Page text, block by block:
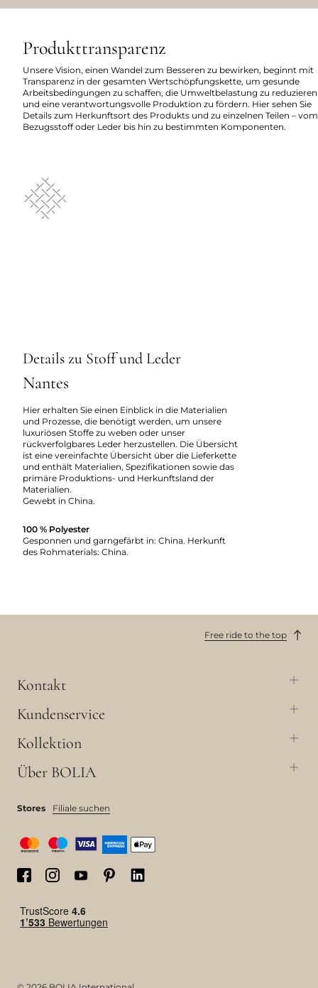
Produkttransparenz
Unsere Vision, einen Wandel zum Besseren zu bewirken, beginnt mit
Transparenz in der gesamten Wertschöpfungskette, um gesunde
Arbeitsbedingungen zu schaffen, die Umweltbelastung zu reduzieren
und eine verantwortungsvolle Produktion zu fördern. Hier sehen Sie
Details zum Herkunftsort des Produkts und zu einzelnen Teilen – vom
Bezugsstoff oder Leder bis hin zu bestimmten Komponenten.
Details zu Stoff und Leder
Nantes
Hier erhalten Sie einen Einblick in die Materialien
und Prozesse, die benötigt werden, um unsere
luxuriösen Stoffe zu weben oder unser
rückverfolgbares Leder herzustellen. Die Übersicht
ist eine vereinfachte Übersicht über die Lieferkette
und enthält Materialien, Spezifikationen sowie das
primäre Produktions- und Herkunftsland der
Materialien.
Gewebt in China.
100 % Polyester
Gesponnen und garngefärbt in: China. Herkunft
des Rohmaterials: China.
Free ride to the top
Kontakt
Kundenservice
Kollektion
Über BOLIA
Stores Filiale suchen